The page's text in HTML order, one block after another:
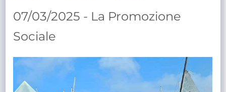
07/03/2025 - La Promozione
Sociale
TRASPARENTE